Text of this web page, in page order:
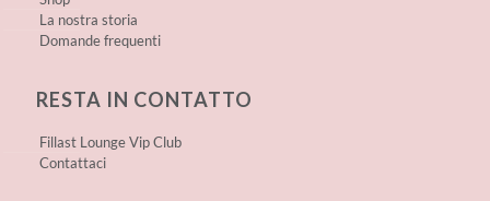
La nostra storia
Domande frequenti
RESTA IN CONTATTO
Fillast Lounge Vip Club
Contattaci